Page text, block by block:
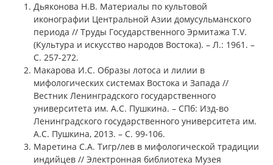
Дьяконова Н.В. Материалы по культовой
иконографии Центральной Азии домусульманского
периода // Труды Государственного Эрмитажа Т.V.
(Культура и искусство народов Востока). – Л.: 1961. –
С. 257-272.
Макарова И.С. Образы лотоса и лилии в
мифологических системах Востока и Запада //
Вестник Ленинградского государственного
университета им. А.С. Пушкина. – СПб: Изд-во
Ленинградского государственного университета им.
А.С. Пушкина, 2013. – С. 99-106.
Маретина С.А. Тигр/лев в мифологической традиции
индийцев // Электронная библиотека Музея